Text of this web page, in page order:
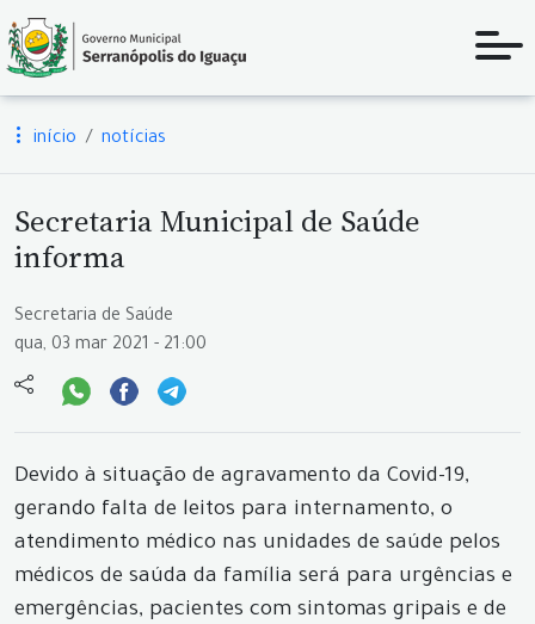
início notícias
Secretaria Municipal de Saúde
informa
Secretaria de Saúde
qua, 03 mar 2021 - 21:00
Devido à situação de agravamento da Covid-19,
gerando falta de leitos para internamento, o
atendimento médico nas unidades de saúde pelos
médicos de saúda da família será para urgências e
emergências, pacientes com sintomas gripais e de